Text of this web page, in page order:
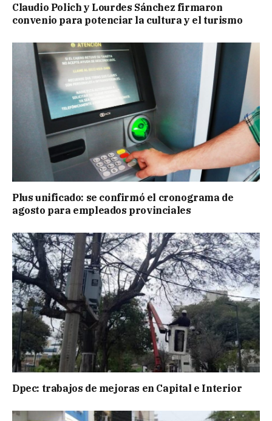
Claudio Polich y Lourdes Sánchez firmaron
convenio para potenciar la cultura y el turismo
Plus unificado: se confirmó el cronograma de
agosto para empleados provinciales
Dpec: trabajos de mejoras en Capital e Interior